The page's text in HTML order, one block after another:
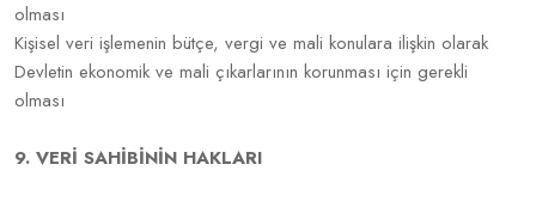
olması
Kişisel veri işlemenin bütçe, vergi ve mali konulara ilişkin olarak
Devletin ekonomik ve mali çıkarlarının korunması için gerekli
olması
9. VERİ SAHİBİNİN HAKLARI